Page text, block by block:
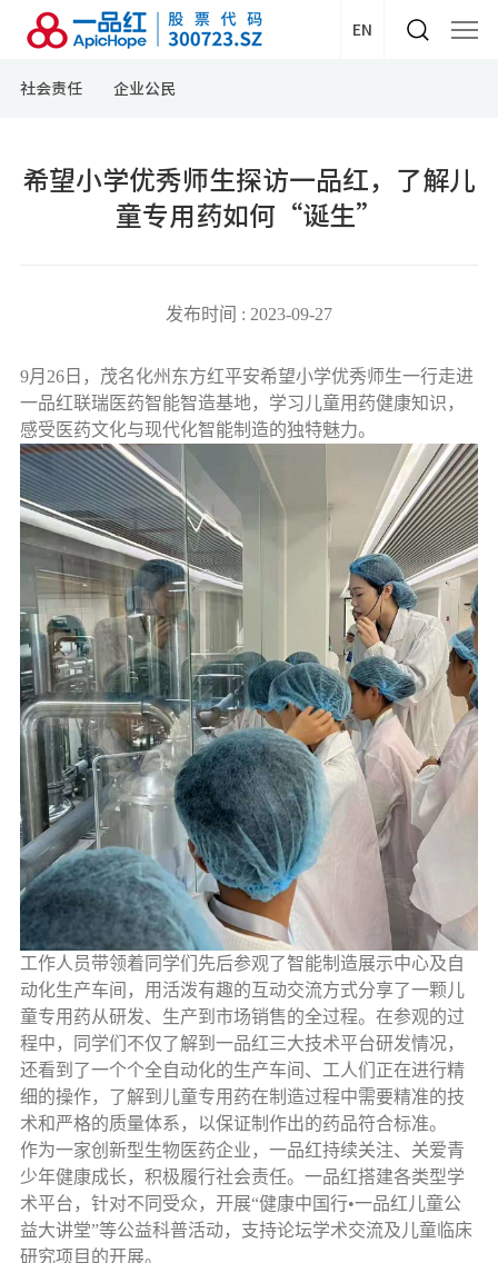
EN
社会责任 企业公民
希望小学优秀师生探访一品红，了解儿
童专用药如何“诞生”
发布时间 : 2023-09-27
9月26日，茂名化州东方红平安希望小学优秀师生一行走进
一品红联瑞医药智能智造基地，学习儿童用药健康知识，
感受医药文化与现代化智能制造的独特魅力。
工作人员带领着同学们先后参观了智能制造展示中心及自
动化生产车间，用活泼有趣的互动交流方式分享了一颗儿
童专用药从研发、生产到市场销售的全过程。在参观的过
程中，同学们不仅了解到一品红三大技术平台研发情况，
还看到了一个个全自动化的生产车间、工人们正在进行精
细的操作，了解到儿童专用药在制造过程中需要精准的技
术和严格的质量体系，以保证制作出的药品符合标准。
作为一家创新型生物医药企业，一品红持续关注、关爱青
少年健康成长，积极履行社会责任。一品红搭建各类型学
术平台，针对不同受众，开展“健康中国行•一品红儿童公
益大讲堂”等公益科普活动，支持论坛学术交流及儿童临床
研究项目的开展。